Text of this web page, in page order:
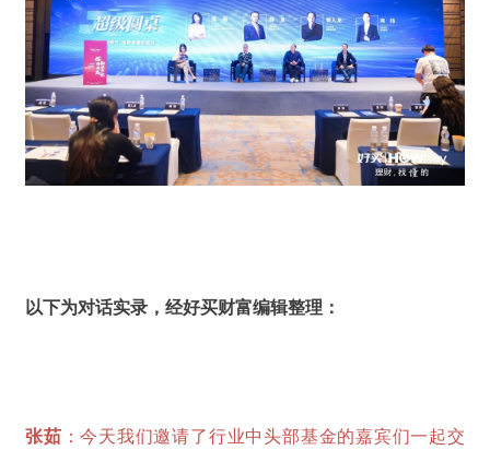
以下为对话实录，经好买财富编辑整理：
张茹 ：今天我们邀请了行业中头部基金的嘉宾们一起交